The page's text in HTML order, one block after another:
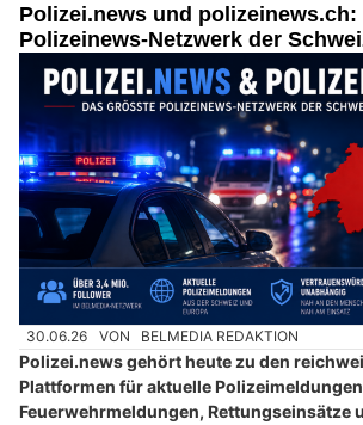
Polizei.news und
Polizeinews-Netzwerk der
30.06.26 VON BELMEDIA REDAKTION
Polizei.news gehört heute zu den
Plattformen für aktuelle
Feuerwehrmeldungen, Rettungseinsätze